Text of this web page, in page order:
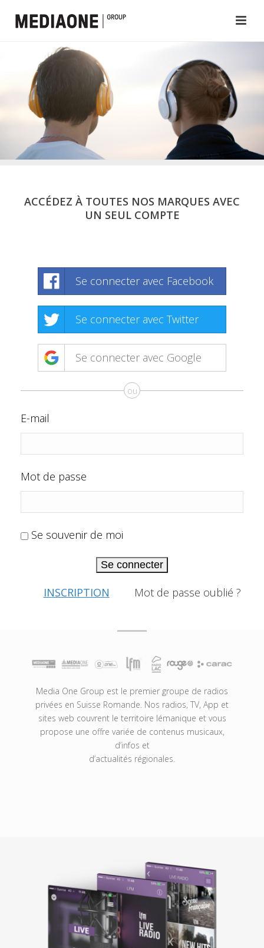
ACCÉDEZ À TOUTES NOS MARQUES AVEC
UN SEUL COMPTE
Se connecter avec Facebook
Se connecter avec Twitter
Se connecter avec Google
ou
E-mail
Mot de passe
Se souvenir de moi
Se connecter
INSCRIPTION Mot de passe oublié ?
Media One Group est le premier groupe de radios
privées en Suisse Romande. Nos radios, TV, App et
sites web couvrent le territoire lémanique et vous
propose une offre variée de contenus musicaux,
d’infos et
d’actualités régionales.